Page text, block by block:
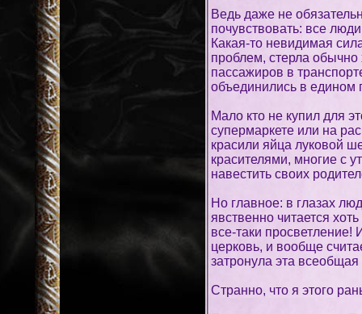
Ведь даже не
почувствовать: все
Какая-то невидимая
проблем, стерла
пассажиров в
объединились в едином
Мало кто не купил для
супермаркете или на
красили яйца луковой
красителями, многие с
навестить своих
Но главное: в глазах
явственно читается
все-таки просветление!
церковь, и вообще
затронула эта
Странно, что я этого